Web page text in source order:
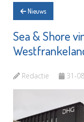
Nieuws
Sea & Shore
Redactie 31-